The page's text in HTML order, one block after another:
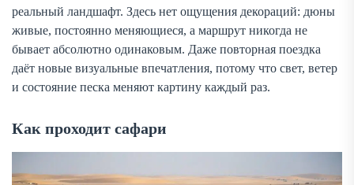
реальный ландшафт. Здесь нет ощущения декораций: дюны
живые, постоянно меняющиеся, а маршрут никогда не
бывает абсолютно одинаковым. Даже повторная поездка
даёт новые визуальные впечатления, потому что свет, ветер
и состояние песка меняют картину каждый раз.
Как проходит сафари